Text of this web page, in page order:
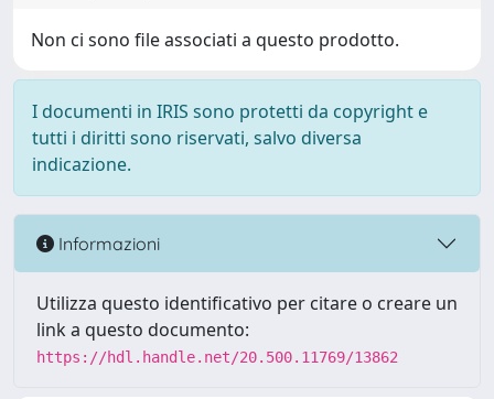
Non ci sono file associati a questo prodotto.
I documenti in IRIS sono protetti da copyright e
tutti i diritti sono riservati, salvo diversa
indicazione.
Informazioni
Utilizza questo identificativo per citare o creare un
link a questo documento:
https://hdl.handle.net/20.500.11769/13862